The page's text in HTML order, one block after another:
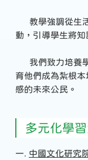
教學強調從生活
動，引導學生將知
我們致力培養學
育他們成為紮根
感的未來公民。
多元化學習
一. 中國文化研究